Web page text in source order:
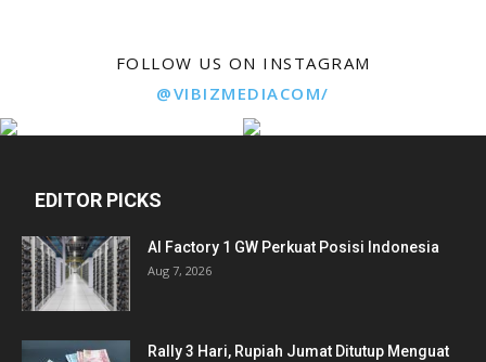
FOLLOW US ON INSTAGRAM
@VIBIZMEDIACOM/
EDITOR PICKS
AI Factory 1 GW Perkuat Posisi Indonesia
Aug 7, 2026
Rally 3 Hari, Rupiah Jumat Ditutup Menguat